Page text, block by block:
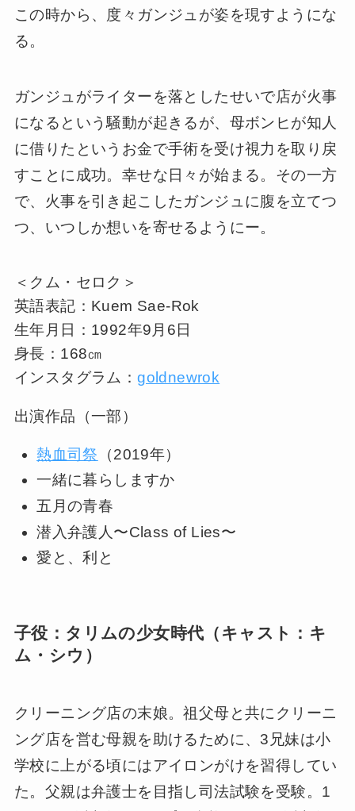
この時から、度々ガンジュが姿を現すようにな
る。
ガンジュがライターを落としたせいで店が火事
になるという騒動が起きるが、母ボンヒが知人
に借りたというお金で手術を受け視力を取り戻
すことに成功。幸せな日々が始まる。その一方
で、火事を引き起こしたガンジュに腹を立てつ
つ、いつしか想いを寄せるようにー。
＜クム・セロク＞
英語表記：Kuem Sae-Rok
生年月日：1992年9月6日
身長：168㎝
インスタグラム：goldnewrok
出演作品（一部）
熱血司祭 （2019年）
一緒に暮らしますか
五月の青春
潜入弁護人〜Class of Lies〜
愛と、利と
子役：タリムの少女時代（キャスト：キ
ム・シウ）
クリーニング店の末娘。祖父母と共にクリーニ
ング店を営む母親を助けるために、3兄妹は小
学校に上がる頃にはアイロンがけを習得してい
た。父親は弁護士を目指し司法試験を受験。1